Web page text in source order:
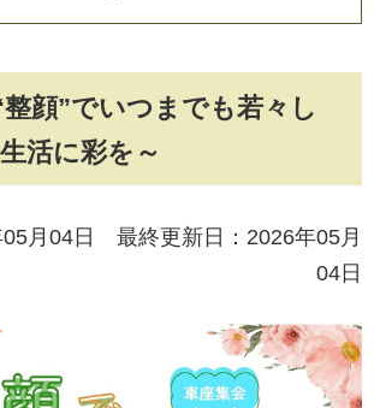
顔”でいつまでも若々し
活に彩を～
月04日 最終更新日：2026年05月
04日